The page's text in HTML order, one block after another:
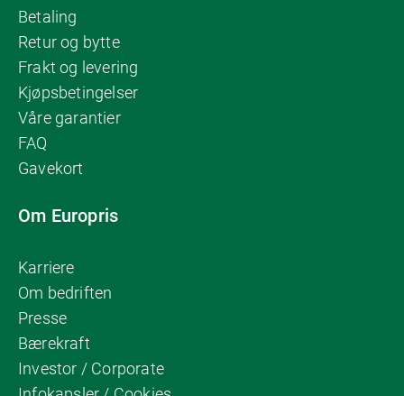
Betaling
Retur og bytte
Frakt og levering
Kjøpsbetingelser
Våre garantier
FAQ
Gavekort
Om Europris
Karriere
Om bedriften
Presse
Bærekraft
Investor / Corporate